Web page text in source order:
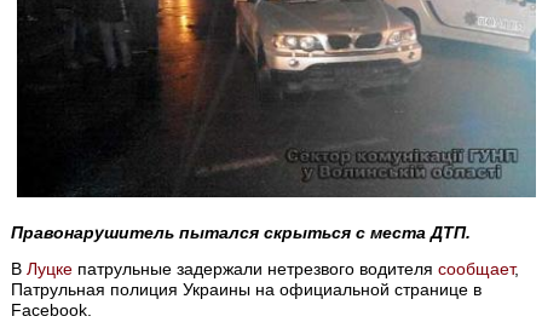
Правонарушитель пытался скрыться с места ДТП.
ВЛуцке патрульные задержали нетрезвого водителясообщает,
Патрульная полиция Украины на официальной странице в
Facebook.